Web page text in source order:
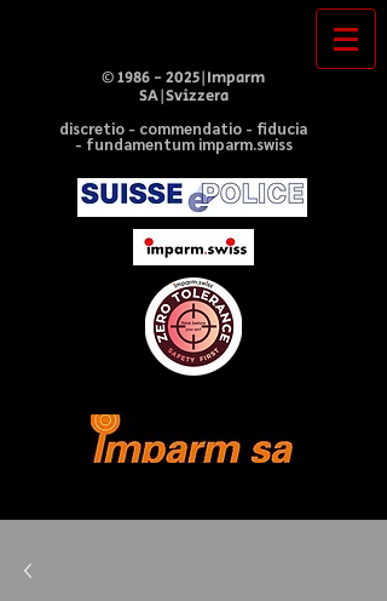
©1986 - 2025|Imparm
SA|Svizzera
discretio - commendatio - fiducia
- fundamentum imparm.swiss